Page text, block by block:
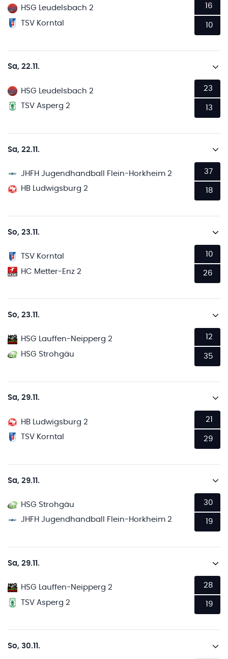
HSG Leudelsbach 2
TSV Korntal
16
10
Sa, 22.11.
HSG Leudelsbach 2
TSV Asperg 2
23
13
Sa, 22.11.
JHFH Jugendhandball Flein-Horkheim 2
HB Ludwigsburg 2
37
18
So, 23.11.
TSV Korntal
HC Metter-Enz 2
10
26
So, 23.11.
HSG Lauffen-Neipperg 2
HSG Strohgäu
12
35
Sa, 29.11.
HB Ludwigsburg 2
TSV Korntal
21
29
Sa, 29.11.
HSG Strohgäu
JHFH Jugendhandball Flein-Horkheim 2
30
19
Sa, 29.11.
HSG Lauffen-Neipperg 2
TSV Asperg 2
28
19
So, 30.11.